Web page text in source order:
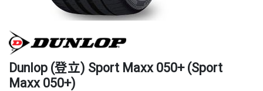
Dunlop (登立) Sport Maxx 050+(Sport
Maxx 050+)